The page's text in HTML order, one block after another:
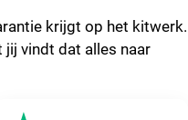
krijgt op het kitwerk.
jij vindt dat alles naar